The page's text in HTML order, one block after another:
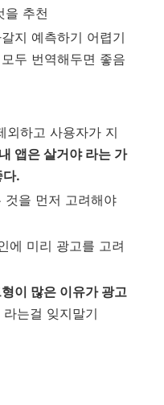
을 추천
지 예측하기 어렵기
두 번역해두면 좋음
외하고 사용자가 지
내 앱은 살거야 라는 가
다.
것을 먼저 고려해야
에 미리 광고를 고려
이 많은 이유가 광고
라는걸 잊지말기